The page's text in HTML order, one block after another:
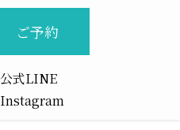
ご予約
公式LINE
Instagram